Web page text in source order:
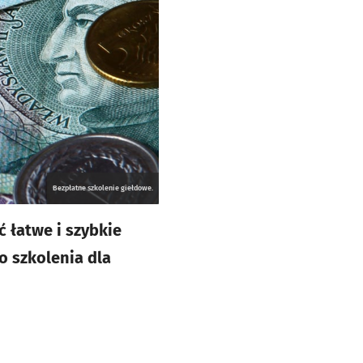
Bezpłatne szkolenie giełdowe.
łatwe i szybkie
szkolenia dla